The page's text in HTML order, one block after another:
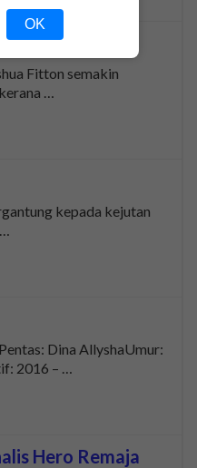
Fitton semakin
…
kepada kejutan
Dina AllyshaUmur:
2016 – …
Hero Remaja
OK